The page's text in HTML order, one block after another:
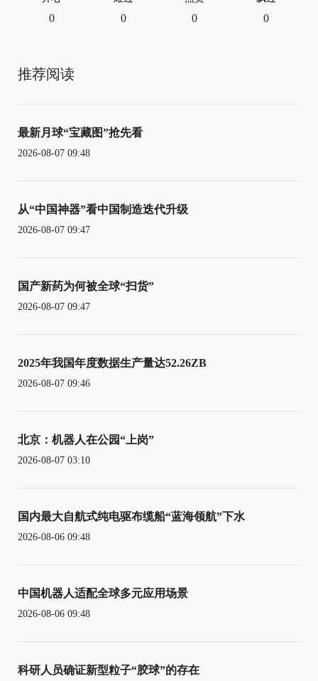
0 0 0 0
推荐阅读
最新月球“宝藏图”抢先看
2026-08-07 09:48
从“中国神器”看中国制造迭代升级
2026-08-07 09:47
国产新药为何被全球“扫货”
2026-08-07 09:47
2025年我国年度数据生产量达52.26ZB
2026-08-07 09:46
北京：机器人在公园“上岗”
2026-08-07 03:10
国内最大自航式纯电驱布缆船“蓝海领航”下水
2026-08-06 09:48
中国机器人适配全球多元应用场景
2026-08-06 09:48
科研人员确证新型粒子“胶球”的存在